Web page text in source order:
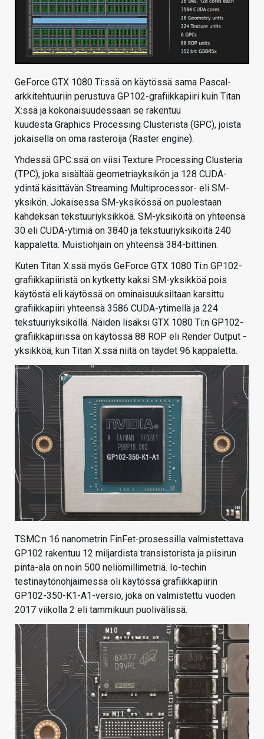
GeForce GTX 1080 Ti:ssä on käytössä sama Pascal-
arkkitehtuuriin perustuva GP102-grafiikkapiiri kuin Titan
X:ssä ja kokonaisuudessaan se rakentuu
kuudesta Graphics Processing Clusterista (GPC), joista
jokaisella on oma rasteroija (Raster engine).
Yhdessä GPC:ssä on viisi Texture Processing Clusteria
(TPC), joka sisältää geometriayksikön ja 128 CUDA-
ydintä käsittävän Streaming Multiprocessor- eli SM-
yksikön. Jokaisessa SM-yksikössä on puolestaan
kahdeksan tekstuuriyksikköä. SM-yksiköitä on yhteensä
30 eli CUDA-ytimiä on 3840 ja tekstuuriyksiköitä 240
kappaletta. Muistiohjain on yhteensä 384-bittinen.
Kuten Titan X:ssä myös GeForce GTX 1080 Ti:n GP102-
grafiikkapiiristä on kytketty kaksi SM-yksikköä pois
käytöstä eli käytössä on ominaisuuksiltaan karsittu
grafiikkapiiri yhteensä 3586 CUDA-ytimellä ja 224
tekstuuriyksiköllä. Näiden lisäksi GTX 1080 Ti:n GP102-
grafiikkapiirissä on käytössä 88 ROP eli Render Output -
yksikköä, kun Titan X:ssä niitä on täydet 96 kappaletta.
TSMC:n 16 nanometrin FinFet-prosessilla valmistettava
GP102 rakentuu 12 miljardista transistorista ja piisirun
pinta-ala on noin 500 neliömillimetriä. Io-techin
testinäytönohjaimessa oli käytössä grafiikkapiirin
GP102-350-K1-A1-versio, joka on valmistettu vuoden
2017 viikolla 2 eli tammikuun puolivälissä.